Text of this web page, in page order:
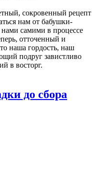
сокровенный рецепт
нам от бабушки-
самими в процессе
отточенный и
наша гордость, наш
подруг завистливо
в восторг.
до сбора